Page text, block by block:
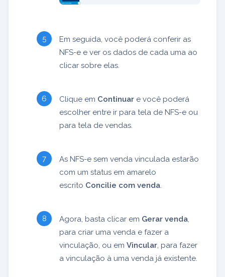
Em seguida, você poderá conferir as
NFS-e e ver os dados de cada uma ao
clicar sobre elas.
Clique em Continuar e você poderá
escolher entre ir para tela de NFS-e ou
para tela de vendas.
As NFS-e sem venda vinculada estarão
com um status em amarelo
escrito Concilie com venda.
Agora, basta clicar em Gerar venda,
para criar uma venda e fazer a
vinculação, ou em Vincular, para fazer
a vinculação à uma venda já existente.